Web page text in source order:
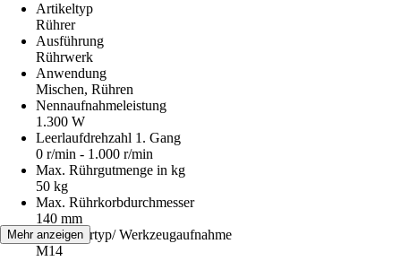
Artikeltyp
Rührer
Ausführung
Rührwerk
Anwendung
Mischen, Rühren
Nennaufnahmeleistung
1.300 W
Leerlaufdrehzahl 1. Gang
0 r/min - 1.000 r/min
Max. Rührgutmenge in kg
50 kg
Max. Rührkorbdurchmesser
140 mm
Bohrfuttertyp/ Werkzeugaufnahme
M14
Mehr anzeigen